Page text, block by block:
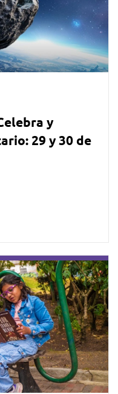
y
29 y 30 de